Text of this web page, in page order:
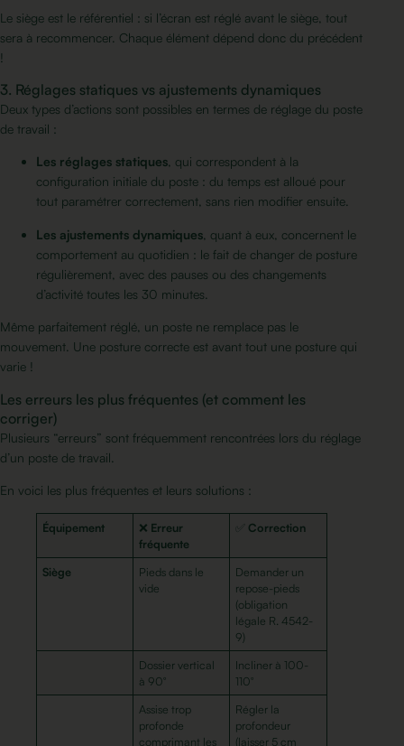
Le siège est le référentiel : si l’écran est réglé avant le siège, tout
sera à recommencer. Chaque élément dépend donc du précédent
!
3. Réglages statiques vs ajustements dynamiques
Deux types d’actions sont possibles en termes de réglage du poste
de travail :
Les réglages statiques, qui correspondent à la
configuration initiale du poste : du temps est alloué pour
tout paramétrer correctement, sans rien modifier ensuite.
Les ajustements dynamiques , quant à eux, concernent le
comportement au quotidien : le fait de changer de posture
régulièrement, avec des pauses ou des changements
d’activité toutes les 30 minutes.
Même parfaitement réglé, un poste ne remplace pas le
mouvement. Une posture correcte est avant tout une posture qui
varie !
Les erreurs les plus fréquentes (et comment les
corriger)
Plusieurs “erreurs” sont fréquemment rencontrées lors du réglage
d’un poste de travail.
En voici les plus fréquentes et leurs solutions :
Équipement ❌ Erreur
fréquente
Correction
Siège
Pieds dans le
vide
Demander un
repose-pieds
(obligation
légale R. 4542-
9)
Dossier vertical
à 90°
Incliner à 100-
110°
Assise trop
profonde
comprimant les
Régler la
profondeur
(laisser 5 cm